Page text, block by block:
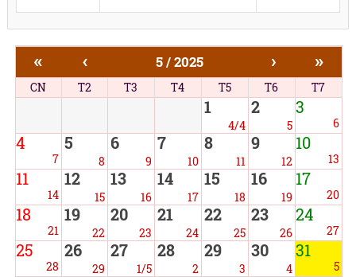
« ‹ 5 / 2025 › »
CN T2 T3 T4 T5 T6 T7
1
4/4
2
5
3
6
4
7
5
8
6
9
7
10
8
11
9
12
10
13
11
14
12
15
13
16
14
17
15
18
16
19
17
20
18
21
19
22
20
23
21
24
22
25
23
26
24
27
25
28
26
29
27
1/5
28
2
29
3
30
4
31
5